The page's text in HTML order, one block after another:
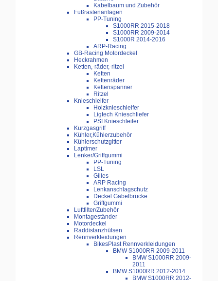
Kabelbaum und Zubehör
Fußrastenanlagen
PP-Tuning
S1000RR 2015-2018
S1000RR 2009-2014
S1000R 2014-2016
ARP-Racing
GB-Racing Motordeckel
Heckrahmen
Ketten,-räder,-ritzel
Ketten
Kettenräder
Kettenspanner
Ritzel
Knieschleifer
Holzknieschleifer
Ligtech Knieschliefer
PSI Knieschleifer
Kurzgasgriff
Kühler,Kühlerzubehör
Kühlerschutzgitter
Laptimer
Lenker/Griffgummi
PP-Tuning
LSL
Gilles
ARP Racing
Lenkanschlagschutz
Deckel Gabelbrücke
Griffgummi
Luftfilter/Zubehör
Montageständer
Motordeckel
Raddistanzhülsen
Rennverkleidungen
BikesPlast Rennverkleidungen
BMW S1000RR 2009-2011
BMW S1000RR 2009-
2011
BMW S1000RR 2012-2014
BMW S1000RR 2012-